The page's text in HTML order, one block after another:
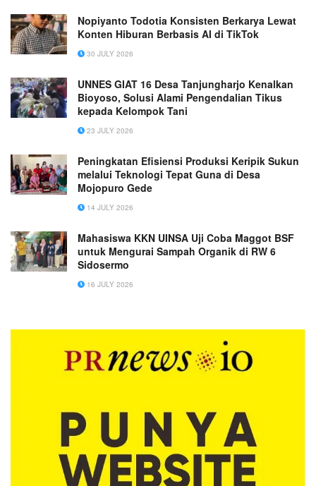
Nopiyanto Todotia Konsisten Berkarya Lewat
Konten Hiburan Berbasis AI di TikTok
30 JULY 2026
UNNES GIAT 16 Desa Tanjungharjo Kenalkan
Bioyoso, Solusi Alami Pengendalian Tikus
kepada Kelompok Tani
23 JULY 2026
Peningkatan Efisiensi Produksi Keripik Sukun
melalui Teknologi Tepat Guna di Desa
Mojopuro Gede
14 JULY 2026
Mahasiswa KKN UINSA Uji Coba Maggot BSF
untuk Mengurai Sampah Organik di RW 6
Sidosermo
16 JULY 2026